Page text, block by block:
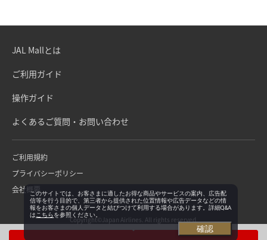
JAL Mallとは
ご利用ガイド
操作ガイド
よくあるご質問・お問い合わせ
ご利用規約
プライバシーポリシー
会社概要
Copyright©Japan Airlines. All rights reserved.
このサイトでは、お客さまに適したお得な商品やサービスの案内、広告配
信等を行う目的で、第三者から提供された位置情報や広告データなどの情
報をお客さまの個人データと結びつけて利用する場合があります。詳細Q&A
は こちらを参照ください。
確認